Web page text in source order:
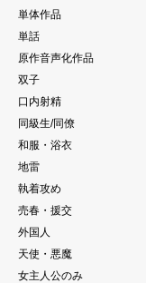
単体作品
単話
原作音声化作品
双子
口内射精
同級生/同僚
和服・浴衣
地雷
執着攻め
売春・援交
外国人
天使・悪魔
女主人公のみ